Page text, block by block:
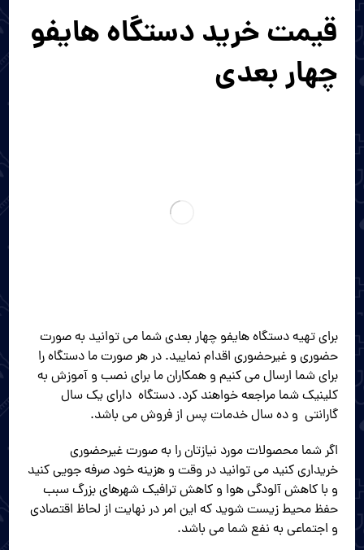
قیمت خرید دستگاه هایفو
چهار بعدی
برای تهیه دستگاه هایفو چهار بعدی شما می توانید به صورت
حضوری و غیرحضوری اقدام نمایید. در هر صورت ما دستگاه را
برای شما ارسال می کنیم و همکاران ما برای نصب و آموزش به
کلینیک شما مراجعه خواهند کرد. دستگاه دارای یک سال
گارانتی و ده سال خدمات پس از فروش می باشد.
اگر شما محصولات مورد نیازتان را به صورت غیرحضوری
خریداری کنید می توانید در وقت و هزینه خود صرفه جویی کنید
و با کاهش آلودگی هوا و کاهش ترافیک شهرهای بزرگ سبب
حفظ محیط زیست شوید که این امر در نهایت از لحاظ اقتصادی
و اجتماعی به نفع شما می باشد.